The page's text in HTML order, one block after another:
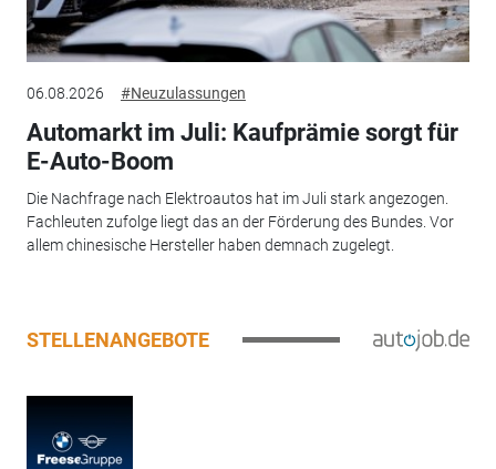
06.08.2026 #Neuzulassungen
Automarkt im Juli: Kaufprämie sorgt für
E-Auto-Boom
Die Nachfrage nach Elektroautos hat im Juli stark angezogen.
Fachleuten zufolge liegt das an der Förderung des Bundes. Vor
allem chinesische Hersteller haben demnach zugelegt.
STELLENANGEBOTE